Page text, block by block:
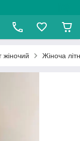
жіночий Жіноча